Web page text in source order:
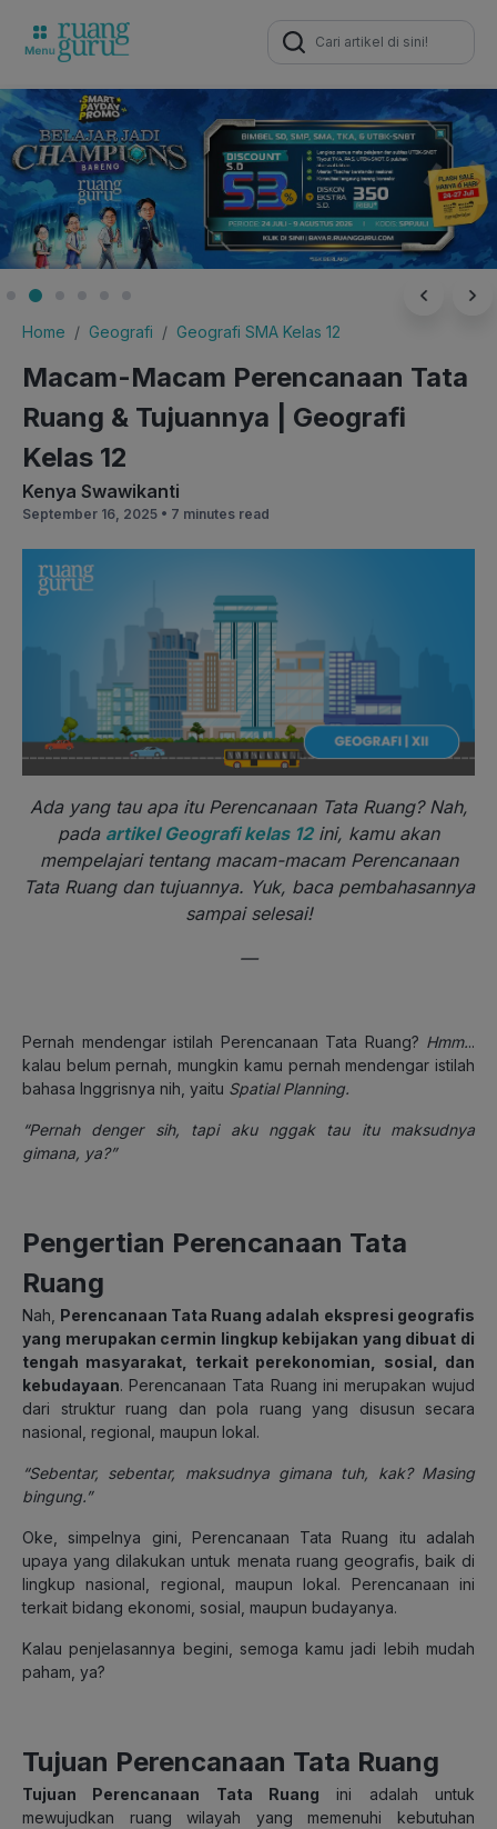
Search
for:
Home Geografi Geografi SMA Kelas 12
Macam-Macam Perencanaan Tata
Ruang & Tujuannya | Geografi
Kelas 12
Kenya Swawikanti
September 16, 2025 • 7 minutes read
Ada yang tau apa itu Perencanaan Tata Ruang? Nah,
pada artikel Geografi kelas 12ini, kamu akan
mempelajari tentang macam-macam Perencanaan
Tata Ruang dan tujuannya. Yuk, baca pembahasannya
sampai selesai!
—
Pernah mendengar istilah Perencanaan Tata Ruang? Hmm...
kalau belum pernah, mungkin kamu pernah mendengar istilah
bahasa Inggrisnya nih, yaitu Spatial Planning.
“Pernah denger sih, tapi aku nggak tau itu maksudnya
gimana, ya?”
Pengertian Perencanaan Tata
Ruang
Nah, Perencanaan Tata Ruang adalah ekspresi geografis
yang merupakan cermin lingkup kebijakan yang dibuat di
tengah masyarakat, terkait perekonomian, sosial, dan
kebudayaan. Perencanaan Tata Ruang ini merupakan wujud
dari struktur ruang dan pola ruang yang disusun secara
nasional, regional, maupun lokal.
“Sebentar, sebentar, maksudnya gimana tuh, kak? Masing
bingung.”
Oke, simpelnya gini, Perencanaan Tata Ruang itu adalah
upaya yang dilakukan untuk menata ruang geografis, baik di
lingkup nasional, regional, maupun lokal. Perencanaan ini
terkait bidang ekonomi, sosial, maupun budayanya.
Kalau penjelasannya begini, semoga kamu jadi lebih mudah
paham, ya?
Tujuan Perencanaan Tata Ruang
Tujuan Perencanaan Tata Ruang ini adalah untuk
mewujudkan ruang wilayah yang memenuhi kebutuhan